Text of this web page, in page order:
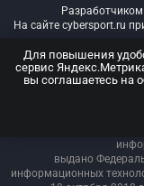
На сайте cybersport.ru
© ООО
ООО «Киберспорт.ру».
выдано
информационных
Для повышения
сервис
вы соглашаетесь на